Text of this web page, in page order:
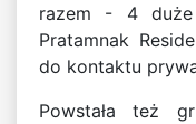
razem - 4
Pratamnak
do kontaktu
Powstała też